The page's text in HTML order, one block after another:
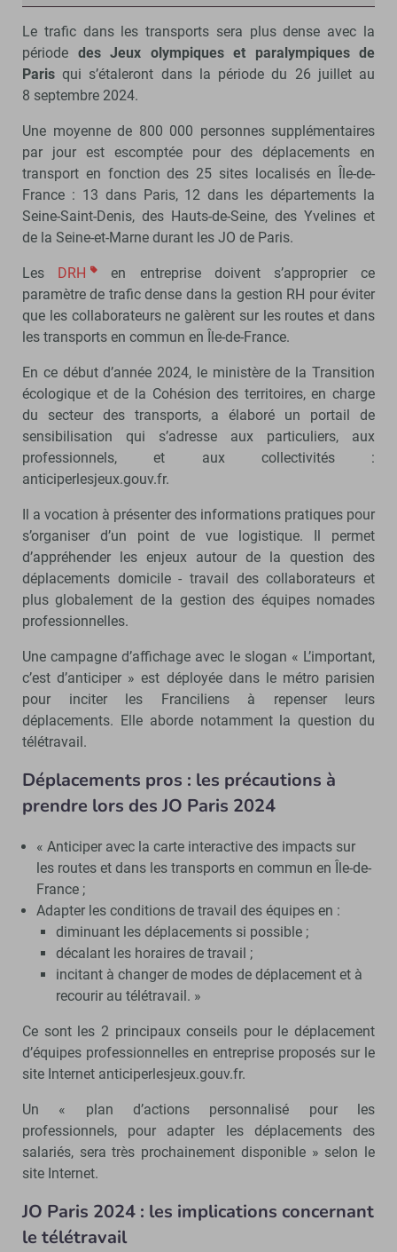
Le trafic dans les transports sera plus dense avec la
période des Jeux olympiques et paralympiques de
Paris qui s’étaleront dans la période du 26 juillet au
8 septembre 2024.
Une moyenne de 800 000 personnes supplémentaires
par jour est escomptée pour des déplacements en
transport en fonction des 25 sites localisés en Île-de-
France : 13 dans Paris, 12 dans les départements la
Seine-Saint-Denis, des Hauts-de-Seine, des Yvelines et
de la Seine-et-Marne durant les JO de Paris.
Les DRH
en entreprise doivent s’approprier ce
paramètre de trafic dense dans la gestion RH pour éviter
que les collaborateurs ne galèrent sur les routes et dans
les transports en commun en Île-de-France.
En ce début d’année 2024, le ministère de la Transition
écologique et de la Cohésion des territoires, en charge
du secteur des transports, a élaboré un portail de
sensibilisation qui s’adresse aux particuliers, aux
professionnels, et aux collectivités :
anticiperlesjeux.gouv.fr.
Il a vocation à présenter des informations pratiques pour
s’organiser d’un point de vue logistique. Il permet
d’appréhender les enjeux autour de la question des
déplacements domicile - travail des collaborateurs et
plus globalement de la gestion des équipes nomades
professionnelles.
Une campagne d’affichage avec le slogan « L’important,
c’est d’anticiper » est déployée dans le métro parisien
pour inciter les Franciliens à repenser leurs
déplacements. Elle aborde notamment la question du
télétravail.
Déplacements pros : les précautions à
prendre lors des JO Paris 2024
« Anticiper avec la carte interactive des impacts sur
les routes et dans les transports en commun en Île-de-
France ;
Adapter les conditions de travail des équipes en :
diminuant les déplacements si possible ;
décalant les horaires de travail ;
incitant à changer de modes de déplacement et à
recourir au télétravail. »
Ce sont les 2 principaux conseils pour le déplacement
d’équipes professionnelles en entreprise proposés sur le
site Internet anticiperlesjeux.gouv.fr.
Un « plan d’actions personnalisé pour les
professionnels, pour adapter les déplacements des
salariés, sera très prochainement disponible » selon le
site Internet.
JO Paris 2024 : les implications concernant
le télétravail